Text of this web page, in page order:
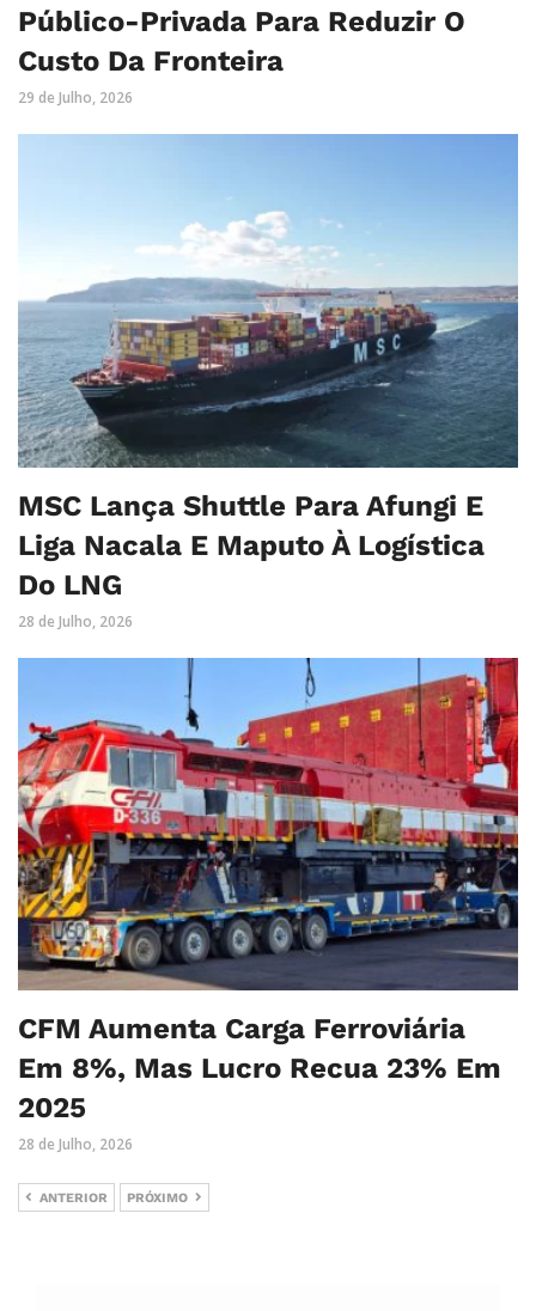
Público-Privada Para Reduzir O
Custo Da Fronteira
29 de Julho, 2026
MSC Lança Shuttle Para Afungi E
Liga Nacala E Maputo À Logística
Do LNG
28 de Julho, 2026
CFM Aumenta Carga Ferroviária
Em 8%, Mas Lucro Recua 23% Em
2025
28 de Julho, 2026
ANTERIOR PRÓXIMO